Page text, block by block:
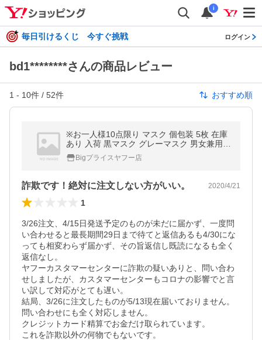
i
毎日引けるくじ 今すぐ挑戦 ログイン
bd1********さんの商品レビュー
1 - 10件 / 52件 おすすめ順
※お一人様10点限り マスク 個包装 5枚 在庫
あり 入荷 黒マスク グレーマスク 男女兼用
ウレタンマスク 予防 花粉 風邪 かぜ ウイル
ス 対策 洗えるマスク
Bigプライスヤフー店
詐欺です！絶対に注文しない方がいい。 2020/4/21
1
3/26注文、4/15日発送予定のものが未だに届かず、一度問
い合わせると最長期間29日まで待てと返信あるも4/30にな
っても相変わらず届かず、その旨返信し既読になるも全く
返信なし。
ヤフーカスタマーセンターに詐欺の疑いありと、問い合わ
せしましたが、カスタマーセンターもコロナの影響でと言
い訳して対応がとても遅い。
結局、3/26に注文したものが5/13現在届いておりません。
問い合わせにも全く対応しません。
クレジットカード精算でお金だけ取られています。
これを詐欺以外の何物でもないです。